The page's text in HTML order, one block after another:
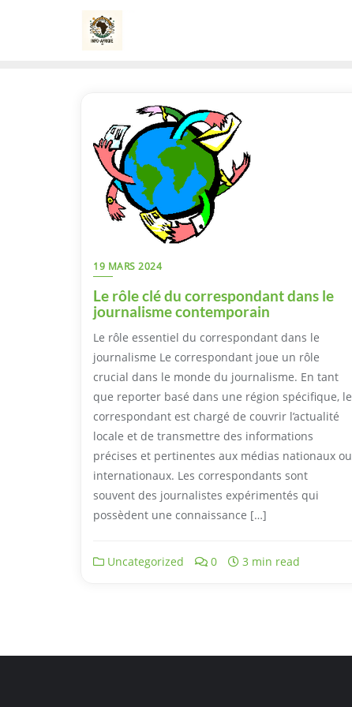
19 MARS 2024
Le rôle clé du correspondant dans le
journalisme contemporain
Le rôle essentiel du correspondant dans le
journalisme Le correspondant joue un rôle
crucial dans le monde du journalisme. En tant
que reporter basé dans une région spécifique, le
correspondant est chargé de couvrir l’actualité
locale et de transmettre des informations
précises et pertinentes aux médias nationaux ou
internationaux. Les correspondants sont
souvent des journalistes expérimentés qui
possèdent une connaissance […]
Uncategorized 0 3 min read